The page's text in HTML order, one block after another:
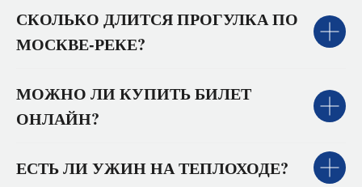
СКОЛЬКО ДЛИТСЯ ПРОГУЛКА ПО
МОСКВЕ-РЕКЕ?
МОЖНО ЛИ КУПИТЬ БИЛЕТ
ОНЛАЙН?
ЕСТЬ ЛИ УЖИН НА ТЕПЛОХОДЕ?